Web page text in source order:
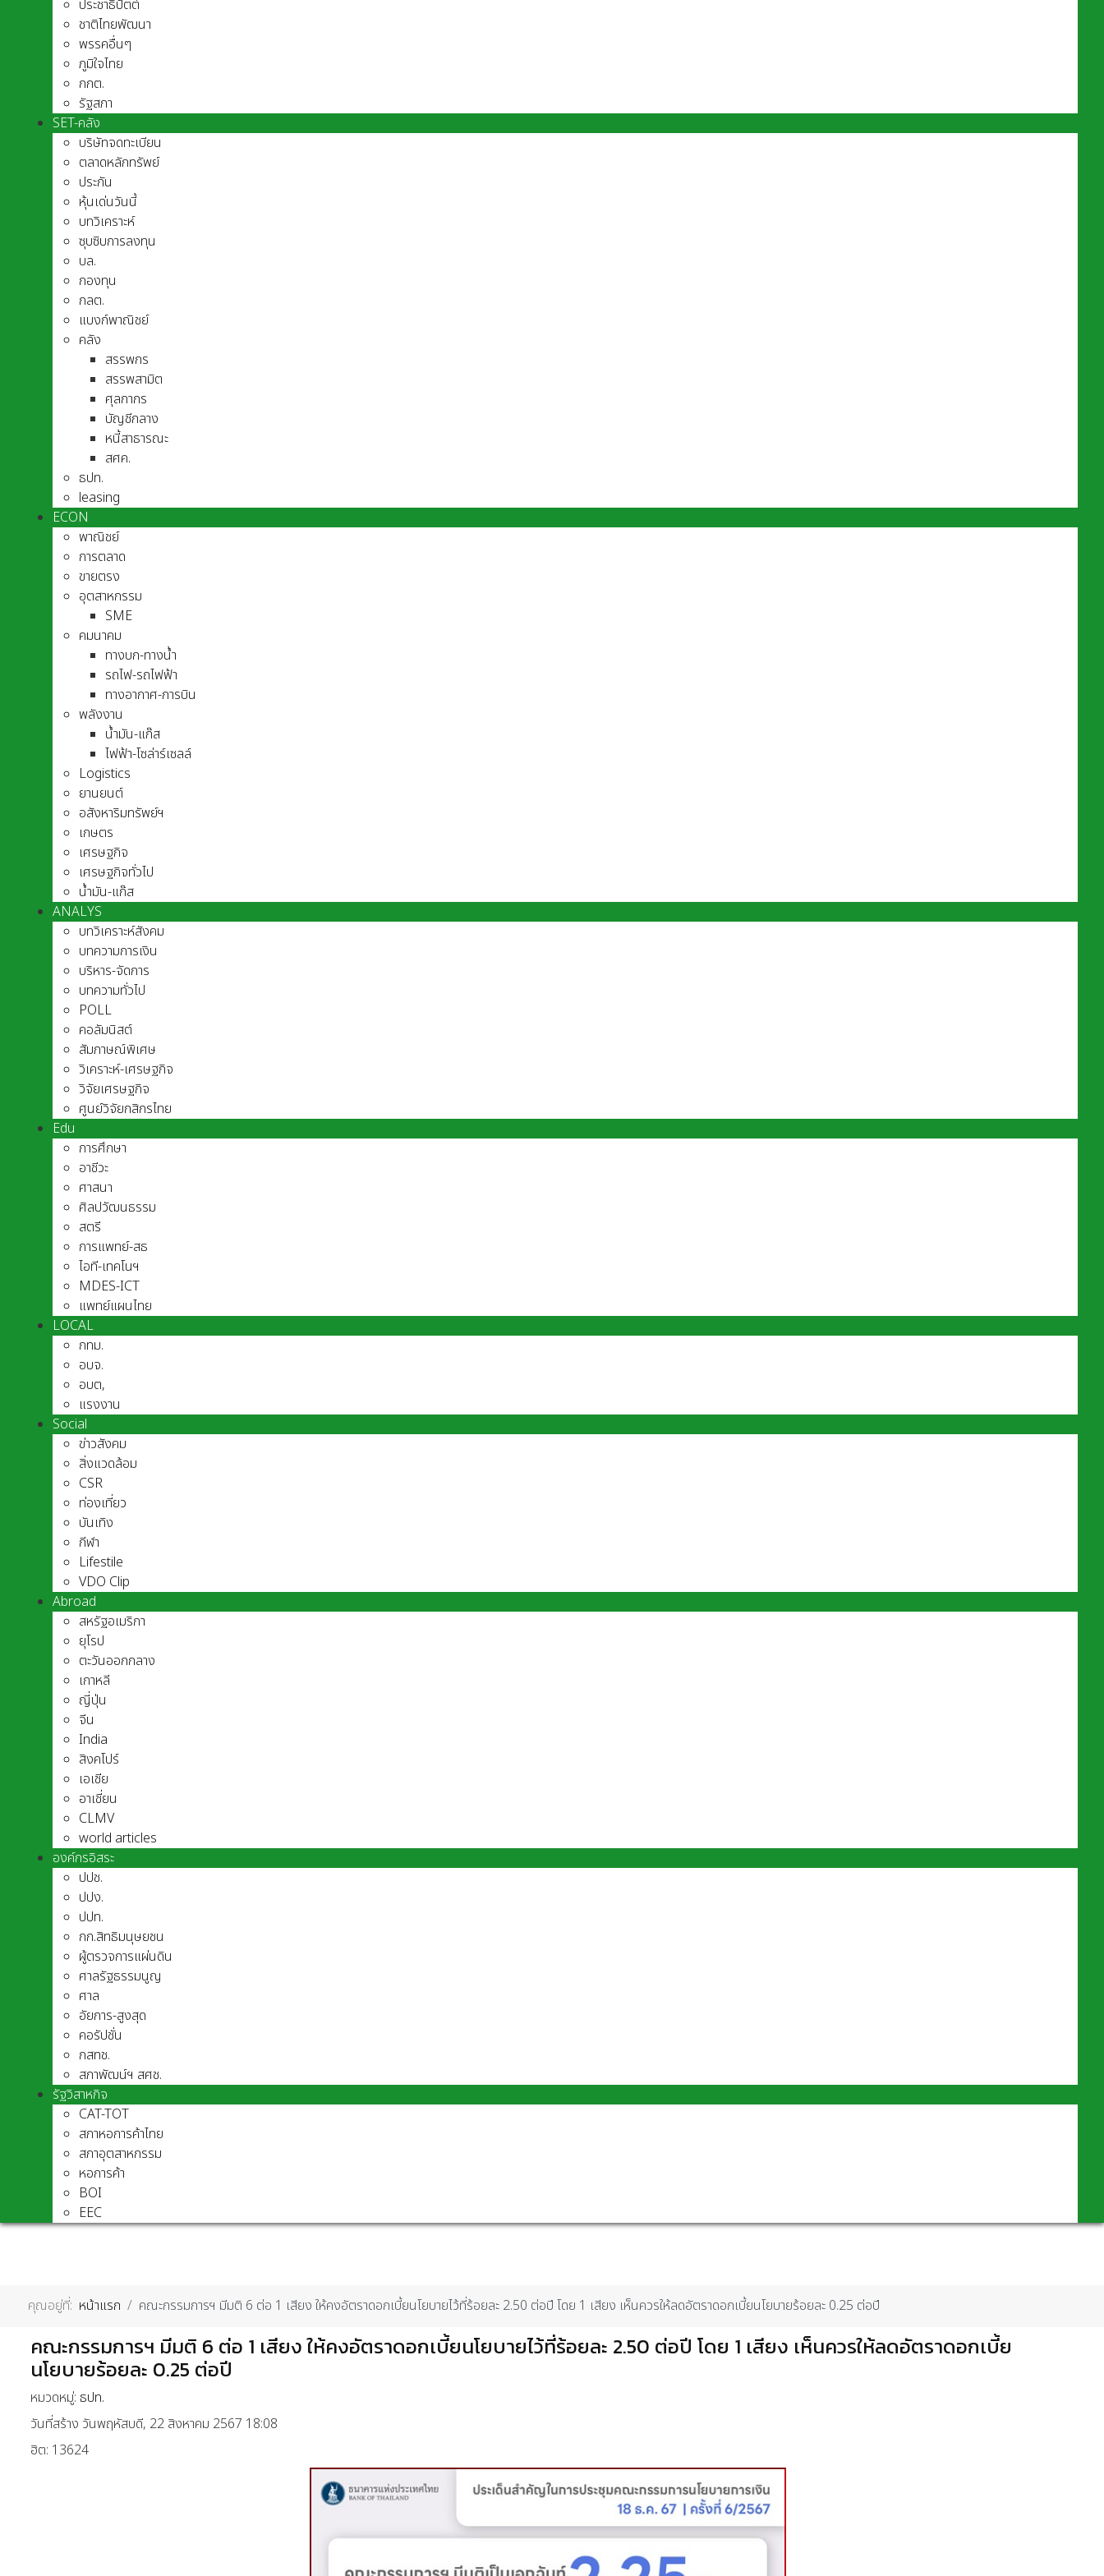
ประชาธิปัตต์
ชาติไทยพัฒนา
พรรคอื่นๆ
ภูมิใจไทย
กกต.
รัฐสภา
SET-คลัง
บริษัทจดทะเบียน
ตลาดหลักทรัพย์
ประกัน
หุ้นเด่นวันนี้
บทวิเคราะห์
ซุบซิบการลงทุน
บล.
กองทุน
กลต.
แบงก์พาณิชย์
คลัง
สรรพกร
สรรพสามิต
ศุลกากร
บัญชีกลาง
หนี้สาธารณะ
สศค.
ธปท.
leasing
ECON
พาณิชย์
การตลาด
ขายตรง
อุตสาหกรรม
SME
คมนาคม
ทางบก-ทางน้ำ
รถไฟ-รถไฟฟ้า
ทางอากาศ-การบิน
พลังงาน
น้ำมัน-แก๊ส
ไฟฟ้า-โซล่าร์เซลล์
Logistics
ยานยนต์
อสังหาริมทรัพย์ฯ
เกษตร
เศรษฐกิจ
เศรษฐกิจทั่วไป
น้ำมัน-แก๊ส
ANALYS
บทวิเคราะห์สังคม
บทความการเงิน
บริหาร-จัดการ
บทความทั่วไป
POLL
คอลัมนิสต์
สัมภาษณ์พิเศษ
วิเคราะห์-เศรษฐกิจ
วิจัยเศรษฐกิจ
ศูนย์วิจัยกสิกรไทย
Edu
การศึกษา
อาชีวะ
ศาสนา
ศิลปวัฒนธรรม
สตรี
การแพทย์-สธ
ไอที-เทคโนฯ
MDES-ICT
แพทย์แผนไทย
LOCAL
กทม.
อบจ.
อบต,
แรงงาน
Social
ข่าวสังคม
สิ่งแวดล้อม
CSR
ท่องเที่ยว
บันเทิง
กีฬา
Lifestile
VDO Clip
Abroad
สหรัฐอเมริกา
ยุโรป
ตะวันออกกลาง
เกาหลี
ญี่ปุ่น
จีน
India
สิงคโปร์
เอเชีย
อาเชี่ยน
CLMV
world articles
องค์กรอิสระ
ปปช.
ปปง.
ปปท.
กก.สิทธิมนุษยชน
ผู้ตรวจการแผ่นดิน
ศาลรัฐธรรมนูญ
ศาล
อัยการ-สูงสุด
คอรัปชั่น
กสทช.
สภาพัฒน์ฯ สศช.
รัฐวิสาหกิจ
CAT-TOT
สภาหอการค้าไทย
สภาอุตสาหกรรม
หอการค้า
BOI
EEC
คุณอยู่ที่: หน้าแรก คณะกรรมการฯ มีมติ 6 ต่อ 1 เสียง ให้คงอัตราดอกเบี้ยนโยบายไว้ที่ร้อยละ 2.50 ต่อปี โดย 1 เสียง เห็นควรให้ลดอัตราดอกเบี้ยนโยบายร้อยละ 0.25 ต่อปี
คณะกรรมการฯ มีมติ 6 ต่อ 1 เสียง ให้คงอัตราดอกเบี้ยนโยบายไว้ที่ร้อยละ 2.50 ต่อปี โดย 1 เสียง เห็นควรให้ลดอัตราดอกเบี้ย
นโยบายร้อยละ 0.25 ต่อปี
หมวดหมู่: ธปท.
วันที่สร้าง วันพฤหัสบดี, 22 สิงหาคม 2567 18:08
ฮิต: 13624